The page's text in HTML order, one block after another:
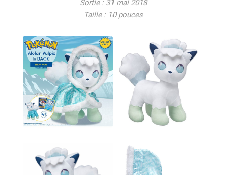
Sortie : 31 mai 2018
Taille : 10 pouces